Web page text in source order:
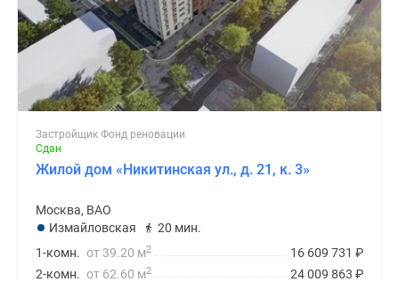
Застройщик Фонд реновации
Сдан
Жилой дом «Никитинская ул., д. 21, к. 3»
Москва, ВАО
Измайловская
20 мин.
16 609 731 ₽
1-комн. от 39.20 м2
24 009 863 ₽
2-комн. от 62.60 м2